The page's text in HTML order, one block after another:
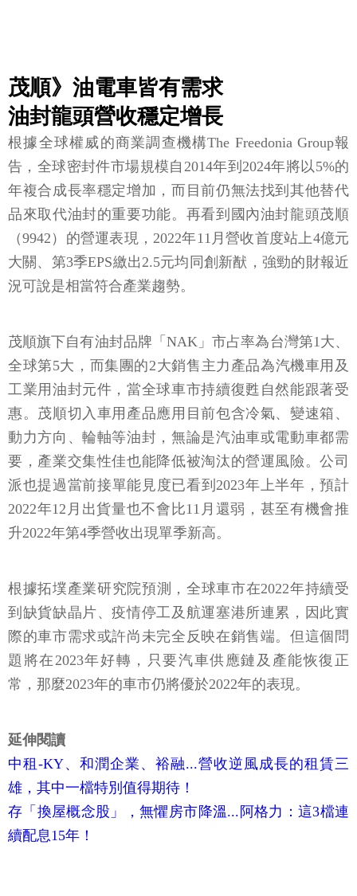
茂順》油電車皆有需求
油封龍頭營收穩定增長
根據全球權威的商業調查機構The Freedonia Group報
告，全球密封件市場規模自2014年到2024年將以5%的
年複合成長率穩定增加，而目前仍無法找到其他替代
品來取代油封的重要功能。再看到國內油封龍頭茂順
（9942）的營運表現，2022年11月營收首度站上4億元
大關、第3季EPS繳出2.5元均同創新猷，強勁的財報近
況可說是相當符合產業趨勢。
茂順旗下自有油封品牌「NAK」市占率為台灣第1大、
全球第5大，而集團的2大銷售主力產品為汽機車用及
工業用油封元件，當全球車市持續復甦自然能跟著受
惠。茂順切入車用產品應用目前包含冷氣、變速箱、
動力方向、輪軸等油封，無論是汽油車或電動車都需
要，產業交集性佳也能降低被淘汰的營運風險。公司
派也提過當前接單能見度已看到2023年上半年，預計
2022年12月出貨量也不會比11月還弱，甚至有機會推
升2022年第4季營收出現單季新高。
根據拓墣產業研究院預測，全球車市在2022年持續受
到缺貨缺晶片、疫情停工及航運塞港所連累，因此實
際的車市需求或許尚未完全反映在銷售端。但這個問
題將在2023年好轉，只要汽車供應鏈及產能恢復正
常，那麼2023年的車市仍將優於2022年的表現。
延伸閱讀
中租-KY、和潤企業、裕融...營收逆風成長的租賃三
雄，其中一檔特別值得期待！
存「換屋概念股」，無懼房市降溫...阿格力：這3檔連
續配息15年！